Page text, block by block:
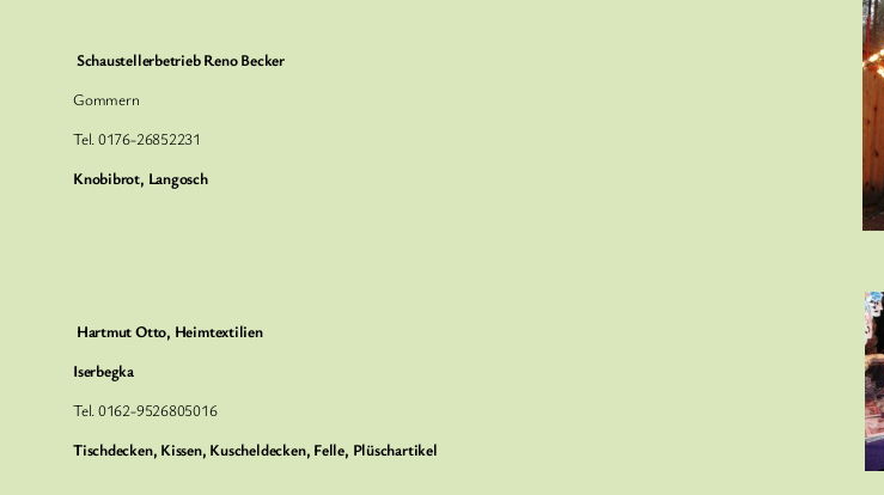
SchaustellerbetriebReno Becker
Gommern
Tel. 0176-26852231
Knobibrot, Langosch
Hartmut Otto, Heimtextilien
Iserbegka
Tel. 0162-9526805016
Tischdecken, Kissen, Kuscheldecken, Felle, Plüschartikel